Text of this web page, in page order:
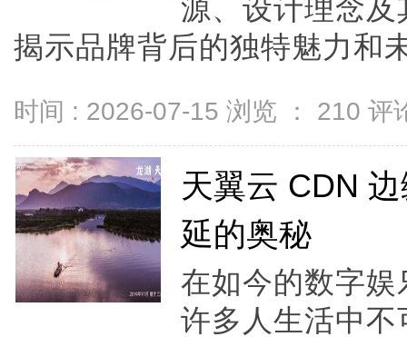
源、设计理念
揭示品牌背后的独特魅力和
时间 : 2026-07-15 浏览 ： 210 评
天翼云 CDN
延的奥秘
在如今的数字
许多人生活中